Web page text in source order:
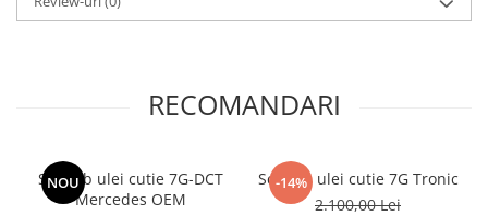
RECOMANDARI
NOU
Schimb ulei cutie 7G-DCT
Mercedes OEM
-14%
Schimb ulei cutie 7G Tronic
2.100,00 Lei